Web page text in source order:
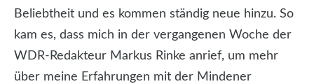
Beliebtheit und es kommen ständig neue hinzu. So
kam es, dass mich in der vergangenen Woche der
WDR-Redakteur Markus Rinke anrief, um mehr
über meine Erfahrungen mit der Mindener